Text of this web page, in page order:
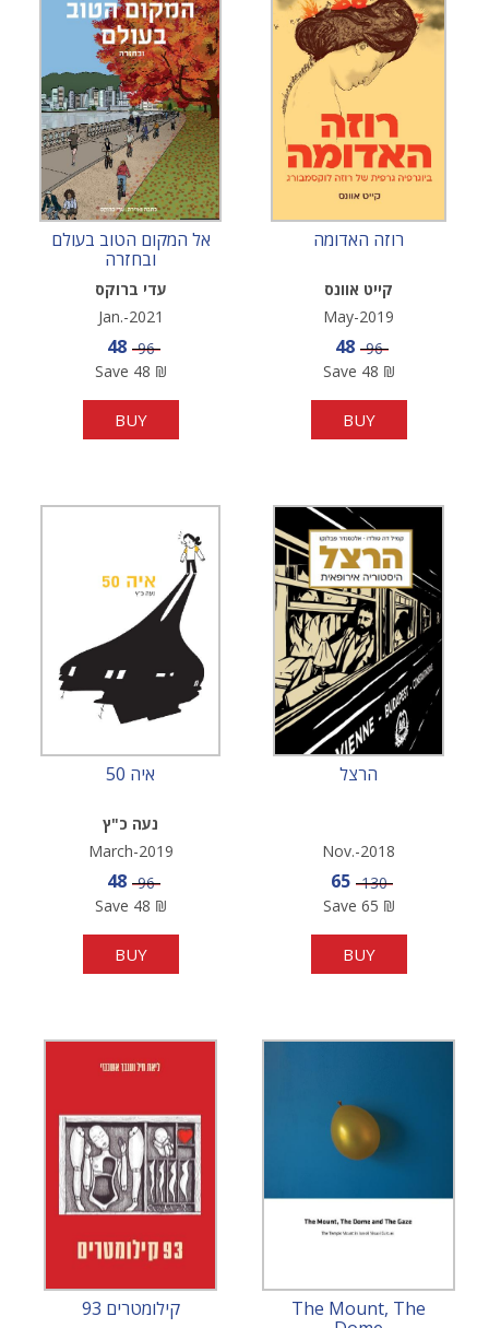
אל המקום הטוב בעולם
ובחזרה
עדי ברוקס
Jan.-2021
Sale price
48 Price
96
Save 48 ₪
BUY
רוזה האדומה
קייט אוונס
May-2019
Sale price
48 Price
96
Save 48 ₪
BUY
איה 50
נעה כ"ץ
March-2019
Sale price
48 Price
96
Save 48 ₪
BUY
הרצל
Nov.-2018
Sale price
65 Price
130
Save 65 ₪
BUY
93 קילומטרים
The Mount, The